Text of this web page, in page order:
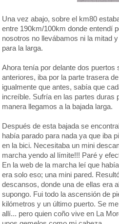
Una vez abajo, sobre el km80
entre 190km/100km donde entendí
nosotros no llevábamos ni la mitad
para la larga.
Ahora tenía por delante dos puertos
anteriores, iba por la parte trasera
igualmente que antes, sabía que
increíble. Sufría en las partes duras
manera llegamos a la bajada larga.
Después de esta bajada se
había parado para nada ya que iba
en la bici. Necesitaba un mini
marcha yendo al límite!!! Paré y
En la web de la marcha leí que
era solo eso; una mini pared.
descansos, donde una de ellas era
supongo. Fui todo la ascensión de
kilómetros y un último puerto. Se
allí... pero quien coño vive en La